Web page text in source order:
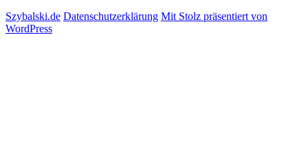
Szybalski.de Datenschutzerklärung Mit Stolz präsentiert von
WordPress